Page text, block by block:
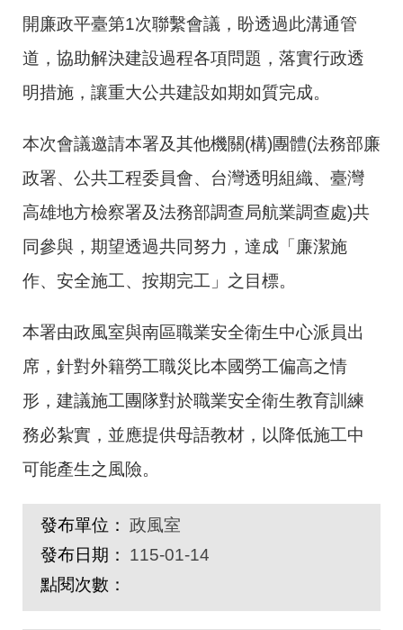
開廉政平臺第1次聯繫會議，盼透過此溝通管
道，協助解決建設過程各項問題，落實行政透
明措施，讓重大公共建設如期如質完成。
本次會議邀請本署及其他機關(構)團體(法務部廉
政署、公共工程委員會、台灣透明組織、臺灣
高雄地方檢察署及法務部調查局航業調查處)共
同參與，期望透過共同努力，達成「廉潔施
作、安全施工、按期完工」之目標。
本署由政風室與南區職業安全衛生中心派員出
席，針對外籍勞工職災比本國勞工偏高之情
形，建議施工團隊對於職業安全衛生教育訓練
務必紮實，並應提供母語教材，以降低施工中
可能產生之風險。
發布單位： 政風室
發布日期：
115-01-14
點閱次數：